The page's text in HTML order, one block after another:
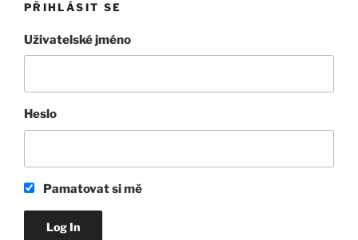
PŘIHLÁSIT SE
Uživatelské jméno
Heslo
Pamatovat si mě